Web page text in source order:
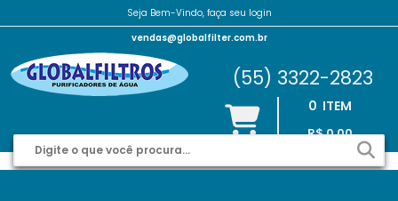
Seja Bem-Vindo, faça seu login
vendas@globalfilter.com.br
(55) 3322-2823
0 ITEM
R$ 0,00